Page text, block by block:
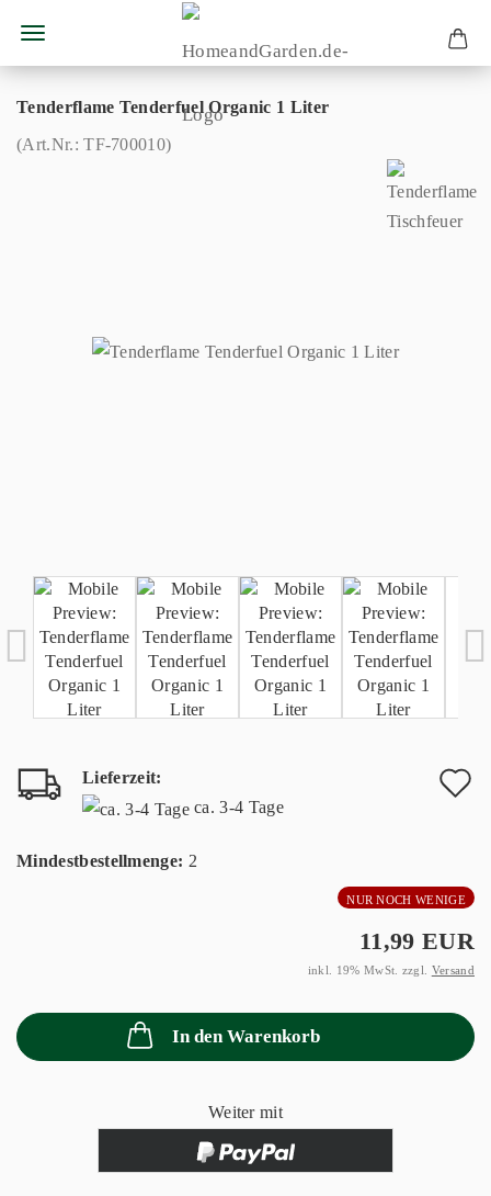
Tenderflame Tenderfuel Organic 1 Liter
(Art.Nr.:TF-700010)
Lieferzeit:
ca. 3-4 Tage
Mindestbestellmenge: 2
NUR NOCH WENIGE
11,99 EUR
inkl. 19% MwSt. zzgl. Versand
In den Warenkorb
Weiter mit